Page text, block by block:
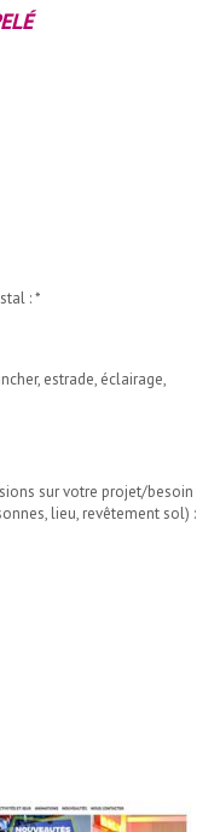
:*
estrade, éclairage,
sur votre projet/besoin
lieu, revêtement sol) :